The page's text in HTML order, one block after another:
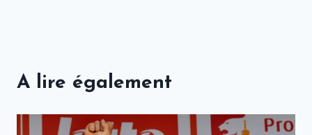
A lire également